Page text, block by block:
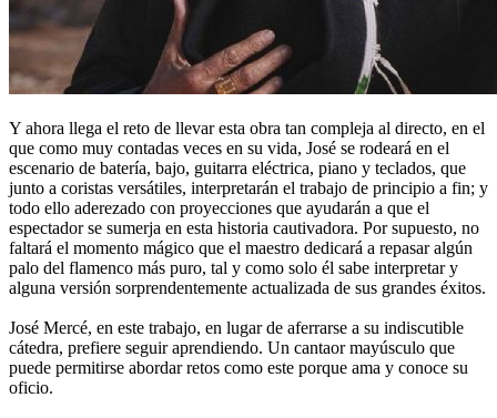
Y ahora llega el reto de llevar esta obra tan compleja al directo, en el
que como muy contadas veces en su vida, José se rodeará en el
escenario de batería, bajo, guitarra eléctrica, piano y teclados, que
junto a coristas versátiles, interpretarán el trabajo de principio a fin; y
todo ello aderezado con proyecciones que ayudarán a que el
espectador se sumerja en esta historia cautivadora. Por supuesto, no
faltará el momento mágico que el maestro dedicará a repasar algún
palo del flamenco más puro, tal y como solo él sabe interpretar y
alguna versión sorprendentemente actualizada de sus grandes éxitos.
José Mercé, en este trabajo, en lugar de aferrarse a su indiscutible
cátedra, prefiere seguir aprendiendo. Un cantaor mayúsculo que
puede permitirse abordar retos como este porque ama y conoce su
oficio.